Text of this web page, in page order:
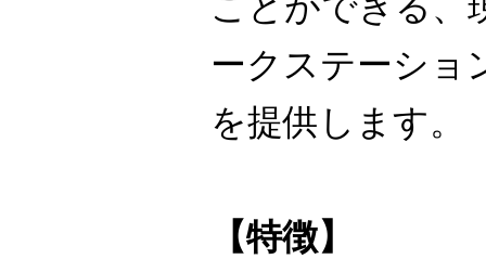
ークステーショ
を提供します。
【特徴】